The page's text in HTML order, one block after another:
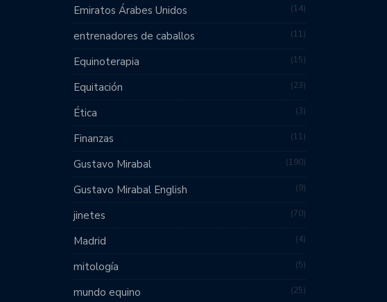
Emiratos Árabes Unidos 14
entrenadores de caballos 11
Equinoterapia 15
Equitación 23
Ética 3
Finanzas 11
Gustavo Mirabal 190
Gustavo Mirabal English 9
jinetes 70
Madrid 4
mitología 5
mundo equino 25